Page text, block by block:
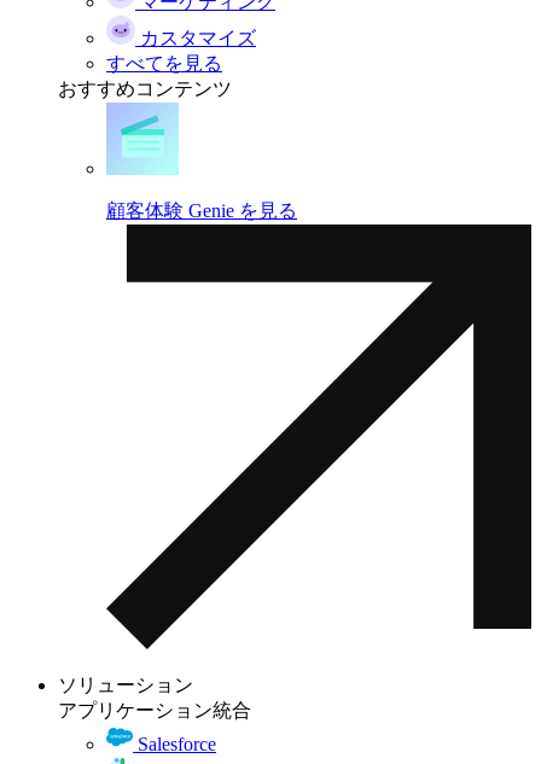
カスタマイズ
すべてを見る
おすすめコンテンツ
顧客体験 Genie を見る
ソリューション
アプリケーション統合
Salesforce